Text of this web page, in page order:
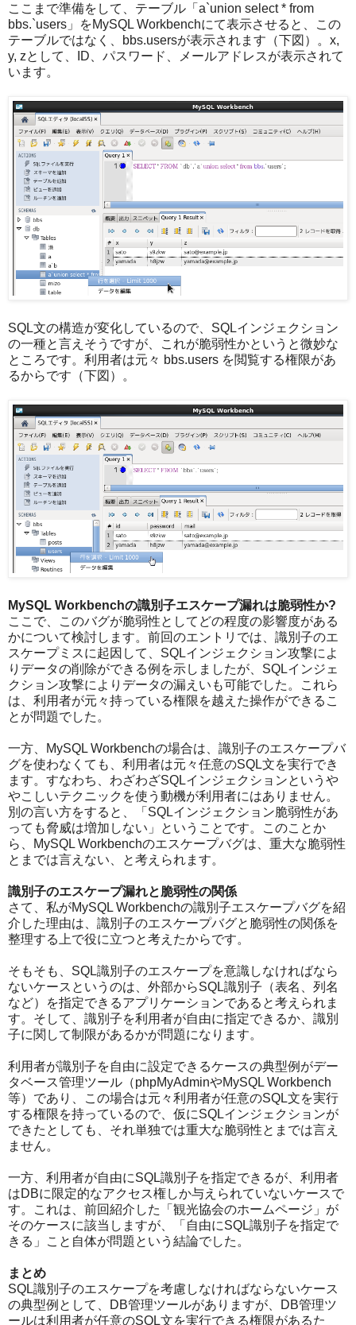
ここまで準備をして、テーブル「a`union select * from
bbs.`users」をMySQL Workbenchにて表示させると、この
テーブルではなく、bbs.usersが表示されます（下図）。x,
y, zとして、ID、パスワード、メールアドレスが表示されて
います。
SQL文の構造が変化しているので、SQLインジェクション
の一種と言えそうですが、これが脆弱性かというと微妙な
ところです。利用者は元々 bbs.users を閲覧する権限があ
るからです（下図）。
MySQL Workbenchの識別子エスケープ漏れは脆弱性か?
ここで、このバグが脆弱性としてどの程度の影響度がある
かについて検討します。前回のエントリでは、識別子のエ
スケープミスに起因して、SQLインジェクション攻撃によ
りデータの削除ができる例を示しましたが、SQLインジェ
クション攻撃によりデータの漏えいも可能でした。これら
は、利用者が元々持っている権限を越えた操作ができるこ
とが問題でした。
一方、MySQL Workbenchの場合は、識別子のエスケープバ
グを使わなくても、利用者は元々任意のSQL文を実行でき
ます。すなわち、わざわざSQLインジェクションというや
やこしいテクニックを使う動機が利用者にはありません。
別の言い方をすると、「SQLインジェクション脆弱性があ
っても脅威は増加しない」ということです。このことか
ら、MySQL Workbenchのエスケープバグは、重大な脆弱性
とまでは言えない、と考えられます。
識別子のエスケープ漏れと脆弱性の関係
さて、私がMySQL Workbenchの識別子エスケープバグを紹
介した理由は、識別子のエスケープバグと脆弱性の関係を
整理する上で役に立つと考えたからです。
そもそも、SQL識別子のエスケープを意識しなければなら
ないケースというのは、外部からSQL識別子（表名、列名
など）を指定できるアプリケーションであると考えられま
す。そして、識別子を利用者が自由に指定できるか、識別
子に関して制限があるかが問題になります。
利用者が識別子を自由に設定できるケースの典型例がデー
タベース管理ツール（phpMyAdminやMySQL Workbench
等）であり、この場合は元々利用者が任意のSQL文を実行
する権限を持っているので、仮にSQLインジェクションが
できたとしても、それ単独では重大な脆弱性とまでは言え
ません。
一方、利用者が自由にSQL識別子を指定できるが、利用者
はDBに限定的なアクセス権しか与えられていないケースで
す。これは、前回紹介した「観光協会のホームページ」が
そのケースに該当しますが、「自由にSQL識別子を指定で
きる」こと自体が問題という結論でした。
まとめ
SQL識別子のエスケープを考慮しなければならないケース
の典型例として、DB管理ツールがありますが、DB管理ツ
ールは利用者が任意のSQL文を実行できる権限があるた